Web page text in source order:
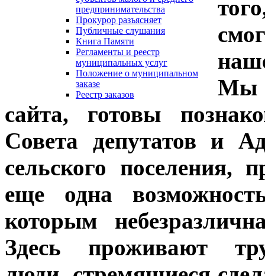
предпринимательства
Прокурор разъясняет
Публичные слушания
Книга Памяти
Регламенты и реестр
муниципальных услуг
Положение о муниципальном
заказе
Реестр заказов
Мы
сайта, готовы
Совета депутатов и
сельского поселения,
еще одна
которым
Здесь проживают